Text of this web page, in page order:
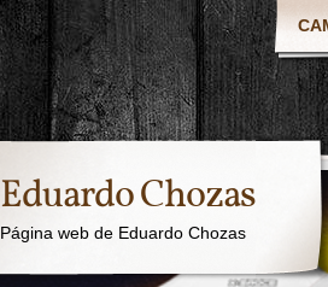
Eduardo Chozas
Página web de Eduardo Chozas